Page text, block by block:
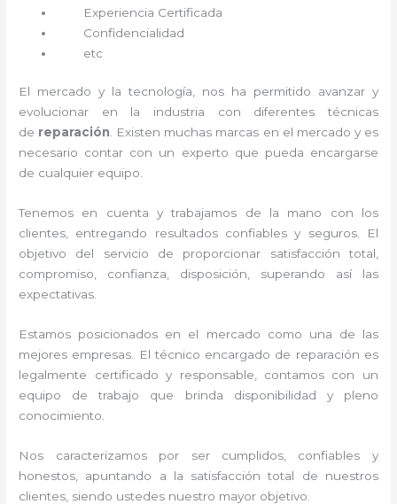
Experiencia Certificada
Confidencialidad
etc
El mercado y la tecnología, nos ha permitido avanzar y
evolucionar en la industria con diferentes técnicas
de reparación. Existen muchas marcas en el mercado y es
necesario contar con un experto que pueda encargarse
de cualquier equipo.
Tenemos en cuenta y trabajamos de la mano con los
clientes, entregando resultados confiables y seguros. El
objetivo del servicio de proporcionar satisfacción total,
compromiso, confianza, disposición, superando así las
expectativas.
Estamos posicionados en el mercado como una de las
mejores empresas. El técnico encargado de reparación es
legalmente certificado y responsable, contamos con un
equipo de trabajo que brinda disponibilidad y pleno
conocimiento.
Nos caracterizamos por ser cumplidos, confiables y
honestos, apuntando a la satisfacción total de nuestros
clientes, siendo ustedes nuestro mayor objetivo.